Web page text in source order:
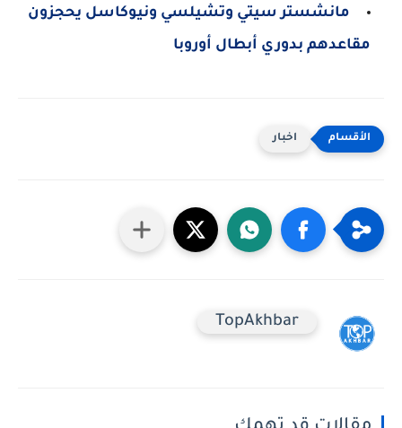
مانشستر سيتي وتشيلسي ونيوكاسل يحجزون
مقاعدهم بدوري أبطال أوروبا
اخبار
TopAkhbar